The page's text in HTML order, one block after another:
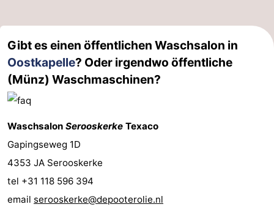
Gibt es einen öffentlichen Waschsalon in
Oostkapelle? Oder irgendwo öffentliche
(Münz) Waschmaschinen?
Waschsalon Serooskerke Texaco
Gapingseweg 1D
4353 JA Serooskerke
tel +31 118 596 394
email serooskerke@depooterolie.nl